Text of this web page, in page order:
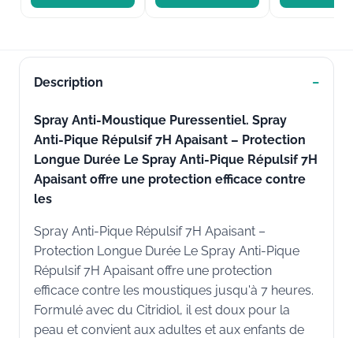
Description
Spray Anti-Moustique Puressentiel. Spray
Anti-Pique Répulsif 7H Apaisant – Protection
Longue Durée Le Spray Anti-Pique Répulsif 7H
Apaisant offre une protection efficace contre
les
Spray Anti-Pique Répulsif 7H Apaisant –
Protection Longue Durée Le Spray Anti-Pique
Répulsif 7H Apaisant offre une protection
efficace contre les moustiques jusqu'à 7 heures.
Formulé avec du Citridiol, il est doux pour la
peau et convient aux adultes et aux enfants de